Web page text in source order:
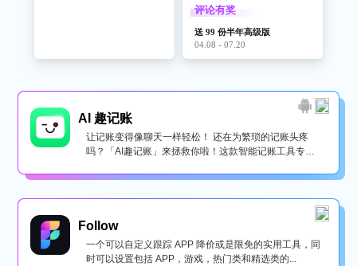
评论有奖
送 99 份半年高级版
04.08 - 07.20
AI 趣记账
让记账变得像聊天一样轻松！ 还在为繁琐的记账头疼
吗？「AI趣记账」来拯救你啦！这款智能记账工具专为
Follow
一个可以自定义跟踪 APP 降价或是限免的实用工具，同
时可以设置包括 APP，游戏，热门类和精选类的...